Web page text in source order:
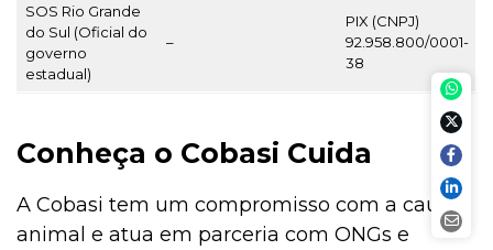
SOS Rio Grande
do Sul (Oficial do
governo
estadual)
–
PIX (CNPJ)
92.958.800/0001-
38
Conheça o Cobasi Cuida
A Cobasi tem um compromisso com a causa
animal e atua em parceria com ONGs e